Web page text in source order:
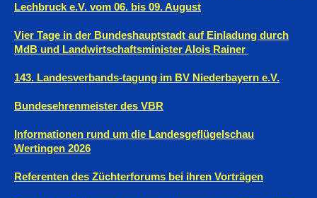
Lechbruck e.V. vom 06. bis 09. August
Vier Tage in der Bundeshauptstadt auf Einladung durch
MdB und Landwirtschaftsminister Alois Rainer
143. Landesverbands-tagung im BV Niederbayern e.V.
Bundesehrenmeister des VBR
Informationen rund um die Landesgeflügelschau
Wertingen 2026
Referenten des Züchterforums bei ihren Vorträgen